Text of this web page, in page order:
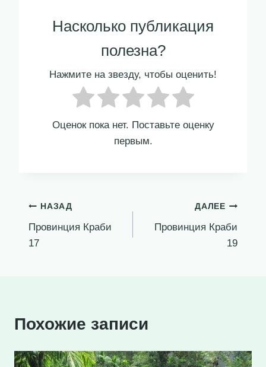
Насколько публикация
полезна?
Нажмите на звезду, чтобы оценить!
Оценок пока нет. Поставьте оценку
первым.
Навигация
по
НАЗАД
Провинция Краби
17
ДАЛЕЕ
Провинция Краби
19
Похожие записи